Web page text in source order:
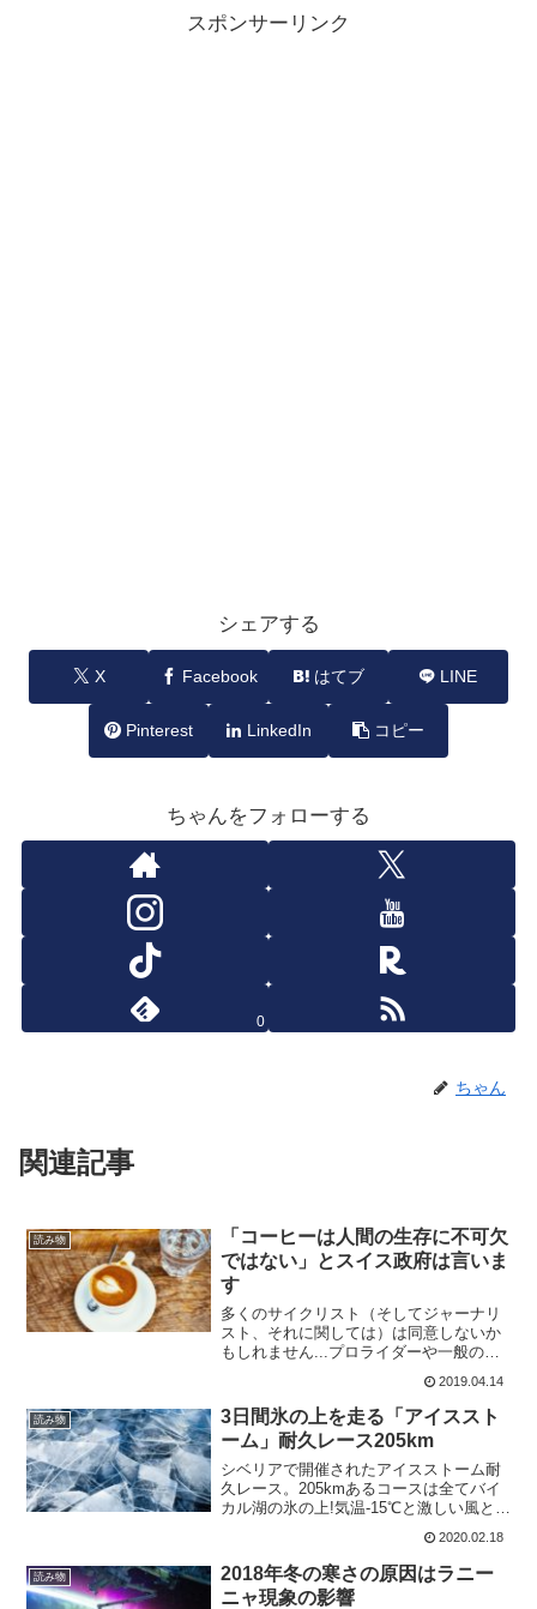
スポンサーリンク
シェアする
X Facebook はてブ LINE
Pinterest LinkedIn コピー
ちゃんをフォローする
0
ちゃん
関連記事
読み物
「コーヒーは人間の生存に不可欠
ではない」とスイス政府は言いま
す
多くのサイクリスト（そしてジャーナリ
スト、それに関しては）は同意しないか
もしれません...プロライダーや一般のサ
イクリストでさえ、スタート前にはエス
プレッソやコーヒーを飲んでリラックス
して出かけますからね。スイス政府は、
コーヒー豆は「人命に...
2019.04.14
読み物
3日間氷の上を走る「アイススト
ーム」耐久レース205km
シベリアで開催されたアイスストーム耐
久レース。205kmあるコースは全てバイ
カル湖の氷の上!気温-15℃と激しい風と戦
うため、参加者は205 kmのルートで自転
車、スケート、スキーを選択することが
できる。選択出来てもあんまりやりたく
ないけど...
2020.02.18
読み物
2018年冬の寒さの原因はラニー
ニャ現象の影響